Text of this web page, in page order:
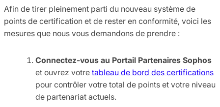
Afin de tirer pleinement parti du nouveau système de
points de certification et de rester en conformité, voici les
mesures que nous vous demandons de prendre :
Connectez-vous au Portail Partenaires Sophos
et ouvrez votre tableau de bord des certifications
pour contrôler votre total de points et votre niveau
de partenariat actuels.